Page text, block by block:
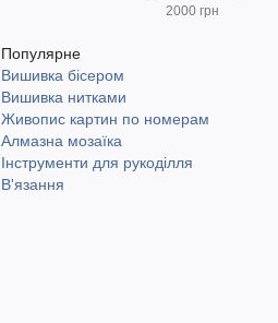
2000 грн
Популярне
Вишивка бісером
Вишивка нитками
Живопис картин по номерам
Алмазна мозаїка
Інструменти для рукоділля
В'язання